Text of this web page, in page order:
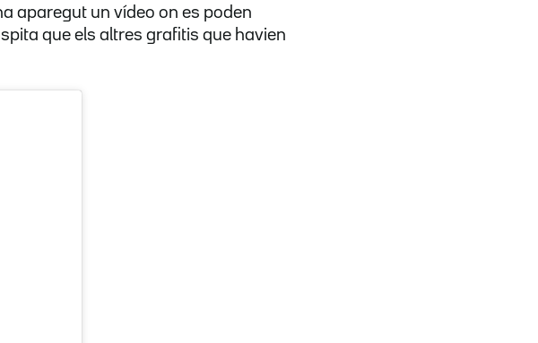
aparegut un vídeo on es poden
que els altres grafitis que havien